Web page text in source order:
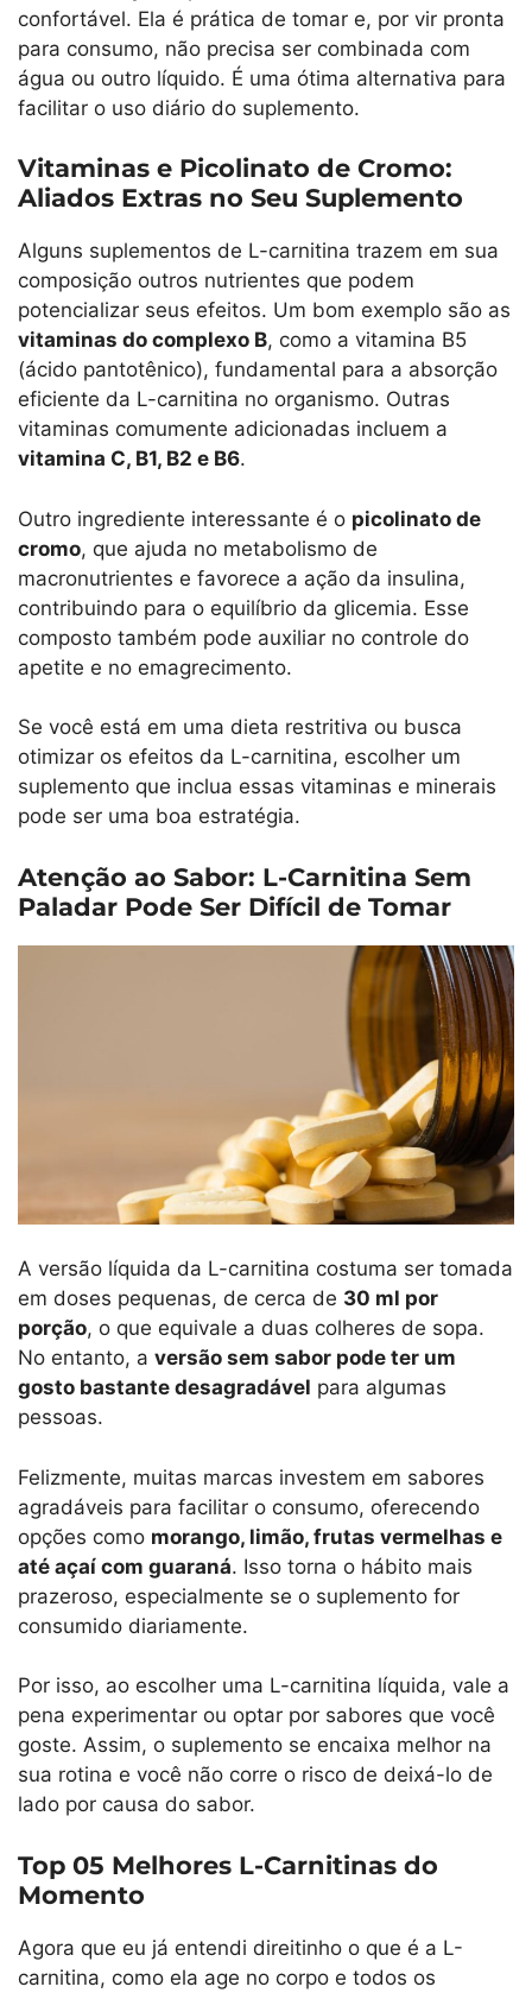
confortável. Ela é prática de tomar e, por vir pronta
para consumo, não precisa ser combinada com
água ou outro líquido. É uma ótima alternativa para
facilitar o uso diário do suplemento.
Vitaminas e Picolinato de Cromo:
Aliados Extras no Seu Suplemento
Alguns suplementos de L-carnitina trazem em sua
composição outros nutrientes que podem
potencializar seus efeitos. Um bom exemplo são as
vitaminas do complexo B, como a vitamina B5
(ácido pantotênico), fundamental para a absorção
eficiente da L-carnitina no organismo. Outras
vitaminas comumente adicionadas incluem a
vitamina C, B1, B2 e B6.
Outro ingrediente interessante é o picolinato de
cromo, que ajuda no metabolismo de
macronutrientes e favorece a ação da insulina,
contribuindo para o equilíbrio da glicemia. Esse
composto também pode auxiliar no controle do
apetite e no emagrecimento.
Se você está em uma dieta restritiva ou busca
otimizar os efeitos da L-carnitina, escolher um
suplemento que inclua essas vitaminas e minerais
pode ser uma boa estratégia.
Atenção ao Sabor: L-Carnitina Sem
Paladar Pode Ser Difícil de Tomar
A versão líquida da L-carnitina costuma ser tomada
em doses pequenas, de cerca de 30 ml por
porção, o que equivale a duas colheres de sopa.
No entanto, a versão sem sabor pode ter um
gosto bastante desagradável para algumas
pessoas.
Felizmente, muitas marcas investem em sabores
agradáveis para facilitar o consumo, oferecendo
opções como morango, limão, frutas vermelhas e
até açaí com guaraná. Isso torna o hábito mais
prazeroso, especialmente se o suplemento for
consumido diariamente.
Por isso, ao escolher uma L-carnitina líquida, vale a
pena experimentar ou optar por sabores que você
goste. Assim, o suplemento se encaixa melhor na
sua rotina e você não corre o risco de deixá-lo de
lado por causa do sabor.
Top 05 Melhores L-Carnitinas do
Momento
Agora que eu já entendi direitinho o que é a L-
carnitina, como ela age no corpo e todos os